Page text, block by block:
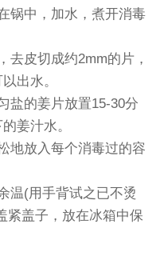
中，加水，煮开消毒
皮切成约2mm的片，
出水。
的姜片放置15-30分
姜汁水。
放入每个消毒过的容
(用手背试之已不烫
紧盖子，放在冰箱中保